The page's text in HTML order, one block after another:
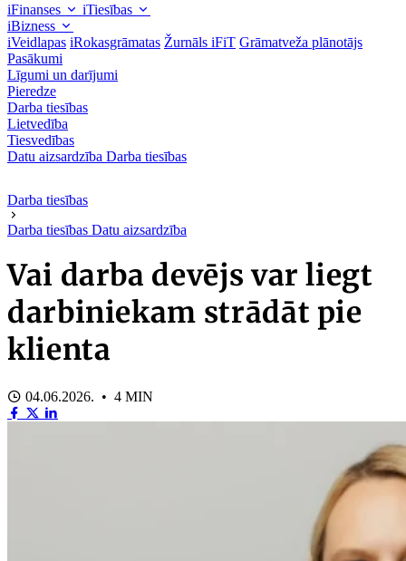
iFinanses
iTiesības
iBizness
iVeidlapas iRokasgrāmatas Žurnāls iFiT Grāmatveža plānotājs
Pasākumi
Līgumi un darījumi
Pieredze
Darba tiesības
Lietvedība
Tiesvedības
Datu aizsardzība Darba tiesības
Darba tiesības
Darba tiesības Datu aizsardzība
Vai darba devējs var liegt
darbiniekam strādāt pie
klienta
04.06.2026. • 4 MIN